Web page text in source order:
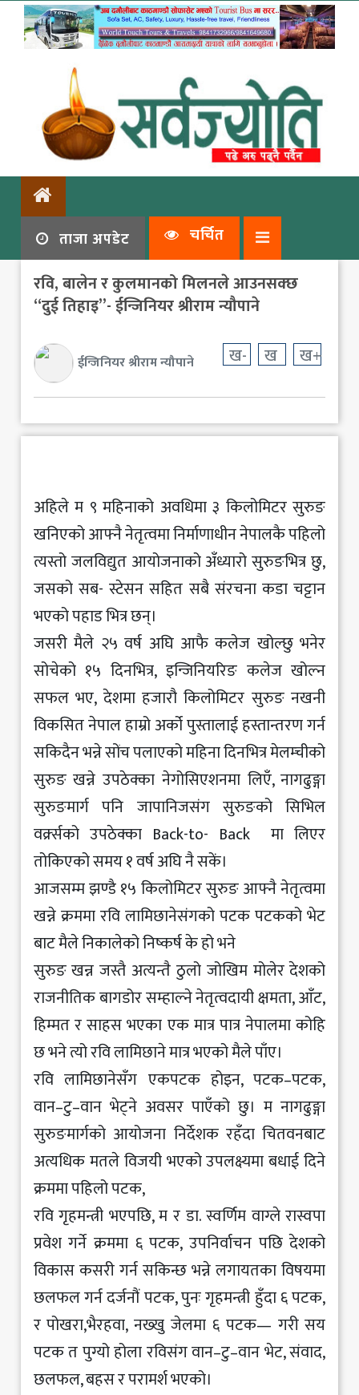
ताजा अपडेट चर्चित
रवि, बालेन र कुलमानको मिलनले आउनसक्छ
“दुई तिहाइ”- ईन्जिनियर श्रीराम न्यौपाने
ईन्जिनियर श्रीराम न्यौपाने ख- ख ख+
अहिले म ९ महिनाको अवधिमा ३ किलोमिटर सुरुङ
खनिएको आफ्नै नेतृत्वमा निर्माणाधीन नेपालकै पहिलो
त्यस्तो जलविद्युत आयोजनाको अँध्यारो सुरुङभित्र छु,
जसको सब- स्टेसन सहित सबै संरचना कडा चट्टान
भएको पहाड भित्र छन्।
जसरी मैले २५ वर्ष अघि आफै कलेज खोल्छु भनेर
सोचेको १५ दिनभित्र, इन्जिनियरिङ कलेज खोल्न
सफल भए, देशमा हजारौ किलोमिटर सुरुङ नखनी
विकसित नेपाल हाम्रो अर्को पुस्तालाई हस्तान्तरण गर्न
सकिदैन भन्ने सोंच पलाएको महिना दिनभित्र मेलम्चीको
सुरुङ खन्ने उपठेक्का नेगोसिएशनमा लिएँ, नागढुङ्गा
सुरुङमार्ग पनि जापानिजसंग सुरुङको सिभिल
वर्क्र्सको उपठेक्का Back-to- Back मा लिएर
तोकिएको समय १ वर्ष अघि नै सकें।
आजसम्म झण्डै १५ किलोमिटर सुरुङ आफ्नै नेतृत्वमा
खन्ने क्रममा रवि लामिछानेसंगको पटक पटकको भेट
बाट मैले निकालेको निष्कर्ष के हो भने
सुरुङ खन्न जस्तै अत्यन्तै ठुलो जोखिम मोलेर देशको
राजनीतिक बागडोर सम्हाल्ने नेतृत्वदायी क्षमता, आँट,
हिम्मत र साहस भएका एक मात्र पात्र नेपालमा कोहि
छ भने त्यो रवि लामिछाने मात्र भएको मैले पाँए।
रवि लामिछानेसँग एकपटक होइन, पटक–पटक,
वान–टु–वान भेट्ने अवसर पाएँको छु। म नागढुङ्गा
सुरुङमार्गको आयोजना निर्देशक रहँदा चितवनबाट
अत्यधिक मतले विजयी भएको उपलक्ष्यमा बधाई दिने
क्रममा पहिलो पटक,
रवि गृहमन्त्री भएपछि, म र डा. स्वर्णिम वाग्ले रास्वपा
प्रवेश गर्ने क्रममा ६ पटक, उपनिर्वाचन पछि देशको
विकास कसरी गर्न सकिन्छ भन्ने लगायतका विषयमा
छलफल गर्न दर्जनौं पटक, पुनः गृहमन्त्री हुँदा ६ पटक,
र पोखरा,भैरहवा, नख्खु जेलमा ६ पटक— गरी सय
पटक त पुग्यो होला रविसंग वान–टु–वान भेट, संवाद,
छलफल, बहस र परामर्श भएको।